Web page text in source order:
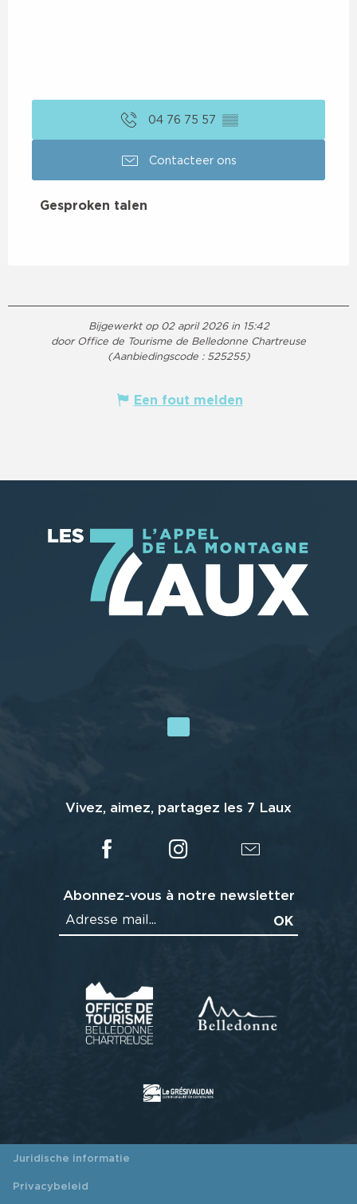
04 76 75 57 ▒▒
Contacteer ons
Gesproken talen
Gesproken talen
Bijgewerkt op 02 april 2026 in 15:42
door Office de Tourisme de Belledonne Chartreuse
(Aanbiedingscode : 525255)
Een fout melden
Vivez, aimez, partagez les 7 Laux
Abonnez-vous à notre newsletter
Juridische informatie
Privacybeleid